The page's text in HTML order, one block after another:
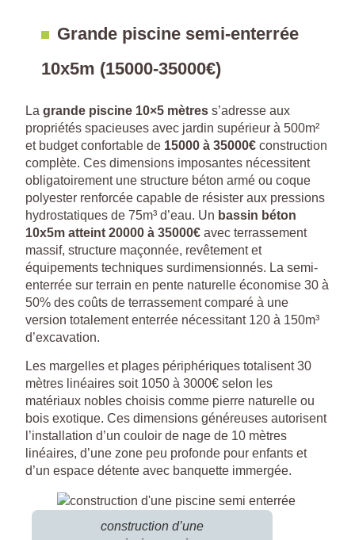
Grande piscine semi-enterrée
10x5m (15000-35000€)
La grande piscine 10×5 mètres s’adresse aux
propriétés spacieuses avec jardin supérieur à 500m²
et budget confortable de 15000 à 35000€ construction
complète. Ces dimensions imposantes nécessitent
obligatoirement une structure béton armé ou coque
polyester renforcée capable de résister aux pressions
hydrostatiques de 75m³ d’eau. Un bassin béton
10x5m atteint 20000 à 35000€ avec terrassement
massif, structure maçonnée, revêtement et
équipements techniques surdimensionnés. La semi-
enterrée sur terrain en pente naturelle économise 30 à
50% des coûts de terrassement comparé à une
version totalement enterrée nécessitant 120 à 150m³
d’excavation.
Les margelles et plages périphériques totalisent 30
mètres linéaires soit 1050 à 3000€ selon les
matériaux nobles choisis comme pierre naturelle ou
bois exotique. Ces dimensions généreuses autorisent
l’installation d’un couloir de nage de 10 mètres
linéaires, d’une zone peu profonde pour enfants et
d’un espace détente avec banquette immergée.
construction d’une